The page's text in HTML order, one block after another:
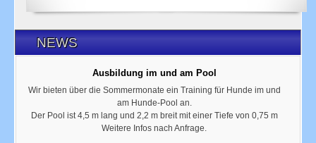
NEWS
Ausbildung im und am Pool
Wir bieten über die Sommermonate ein Training für Hunde im und
am Hunde-Pool an.
Der Pool ist 4,5 m lang und 2,2 m breit mit einer Tiefe von 0,75 m
Weitere Infos nach Anfrage.